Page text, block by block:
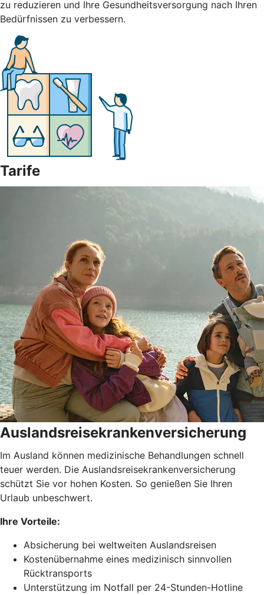
zu reduzieren und Ihre Gesundheitsversorgung nach Ihren
Bedürfnissen zu verbessern.
Tarife
Auslandsreisekrankenversicherung
Im Ausland können medizinische Behandlungen schnell
teuer werden. Die Auslandsreisekrankenversicherung
schützt Sie vor hohen Kosten. So genießen Sie Ihren
Urlaub unbeschwert.
Ihre Vorteile:
Absicherung bei weltweiten Auslandsreisen
Kostenübernahme eines medizinisch sinnvollen
Rücktransports
Unterstützung im Notfall per 24-Stunden-Hotline